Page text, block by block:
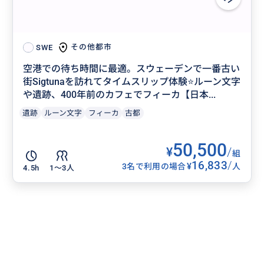
SWE その他都市
空港での待ち時間に最適。スウェーデンで一番古い
街Sigtunaを訪れてタイムスリップ体験⭐️ルーン文字
や遺跡、400年前のカフェでフィーカ【日本...
遺跡 ルーン文字 フィーカ 古都
4.5h 1〜3人
¥50,500/組
3名で利用の場合¥16,833/人